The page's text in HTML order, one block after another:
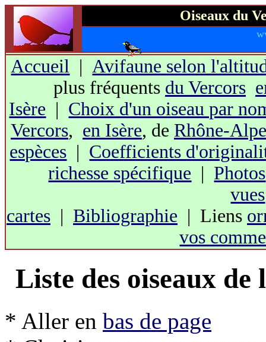
Oiseaux du
Accueil |Avifaune selon
plus fréquents du Vercors
Isère | Choix d'un oiseau par
Vercors, en Isère, de Rhône-
espèces | Coefficients
richesse spécifique | Photos
vues
cartes | Bibliographie | Liens
vos
Liste des oiseaux
* Aller en bas de page